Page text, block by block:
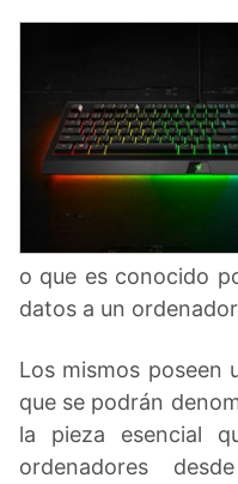
o que es conocido
datos a un
Los mismos poseen
que se podrán
la pieza esencial
ordenadores